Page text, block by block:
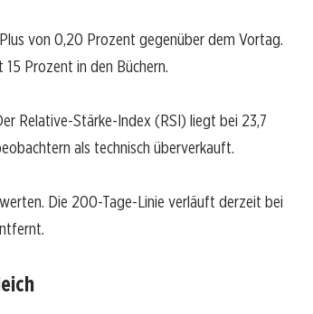
von 0,20 Prozent gegenüber dem Vortag.
Prozent in den Büchern.
Relative-Stärke-Index (RSI) liegt bei 23,7
als technisch überverkauft.
Die 200-Tage-Linie verläuft derzeit bei